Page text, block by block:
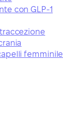
con GLP-1
femminile